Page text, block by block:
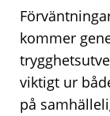
kommer
viktigt ur
på